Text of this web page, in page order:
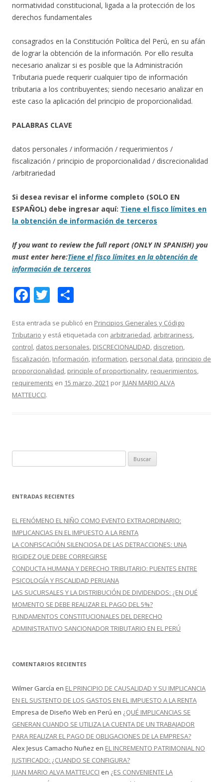
normatividad constitucional, ligada a la protección de los
derechos fundamentales
consagrados en la Constitución Política del Perú, en su afán
de lograr la obtención de la información. Por ello resulta
necesario analizar si es posible que la Administración
Tributaria puede requerir cualquier tipo de información
tributaria a los contribuyentes; siendo necesario analizar en
este caso la aplicación del principio de proporcionalidad.
PALABRAS CLAVE
datos personales / información / requerimientos /
fiscalización / principio de proporcionalidad / discrecionalidad
/arbitrariedad
Si desea revisar el informe completo (SOLO EN
ESPAÑOL) debe ingresar aquí: Tiene el fisco límites en
la obtención de información de terceros
If you want to review the full report (ONLY IN SPANISH) you
must enter here:Tiene el fisco límites en la obtención de
información de terceros
F
e
b
o
o
k
T
itt
er
m
p
ar
ti
r
Esta entrada se publicó en Principios Generales y Código
Tributario y está etiquetada con arbitrariedad, arbitrariness,
control, datos personales, DISCRECIONALIDAD, discretion,
fiscalización, Información, information, personal data, principio de
proporcionalidad, principle of proportionality, requerimientos,
requirements en 15 marzo, 2021 por JUAN MARIO ALVA
MATTEUCCI.
u
c
r
:
ENTRADAS RECIENTES
EL FENÓMENO EL NIÑO COMO EVENTO EXTRAORDINARIO:
IMPLICANCIAS EN EL IMPUESTO A LA RENTA
LA CONFISCACIÓN SILENCIOSA DE LAS DETRACCIONES: UNA
RIGIDEZ QUE DEBE CORREGIRSE
CONDUCTA HUMANA Y DERECHO TRIBUTARIO: PUENTES ENTRE
PSICOLOGÍA Y FISCALIDAD PERUANA
LAS SUCURSALES Y LA DISTRIBUCIÓN DE DIVIDENDOS: ¿EN QUÉ
MOMENTO SE DEBE REALIZAR EL PAGO DEL 5%?
FUNDAMENTOS CONSTITUCIONALES DEL DERECHO
ADMINISTRATIVO SANCIONADOR TRIBUTARIO EN EL PERÚ
COMENTARIOS RECIENTES
Wilmer García en EL PRINCIPIO DE CAUSALIDAD Y SU IMPLICANCIA
EN EL SUSTENTO DE LOS GASTOS EN EL IMPUESTO A LA RENTA
Empresa de Diseño Web en Perú en ¿QUÉ IMPLICANCIAS SE
GENERAN CUANDO SE UTILIZA LA CUENTA DE UN TRABAJADOR
PARA REALIZAR EL PAGO DE OBLIGACIONES DE LA EMPRESA?
Alex Jesus Camacho Nuñez en EL INCREMENTO PATRIMONIAL NO
JUSTIFICADO: ¿CUANDO SE CONFIGURA?
JUAN MARIO ALVA MATTEUCCI en ¿ES CONVENIENTE LA